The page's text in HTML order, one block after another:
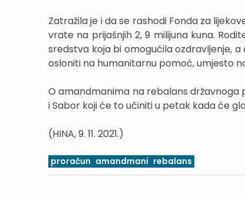
Zatražila je i da se rashodi Fonda za
vrate na prijašnjih 2, 9 milijuna kuna.
sredstva koja bi omogućila ozdravljenje,
osloniti na humanitarnu pomoć, umjesto
O amandmanima na rebalans
i Sabor koji će to učiniti u petak kada će
(HINA, 9. 11. 2021.)
proračun amandmani rebalans